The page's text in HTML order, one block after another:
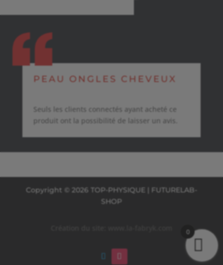
PEAU ONGLES CHEVEUX
Seuls les clients connectés ayant acheté ce
produit ont la possibilité de laisser un avis.
Copyright © 2026 TOP-PHYSIQUE | FUTURELAB-
SHOP
0